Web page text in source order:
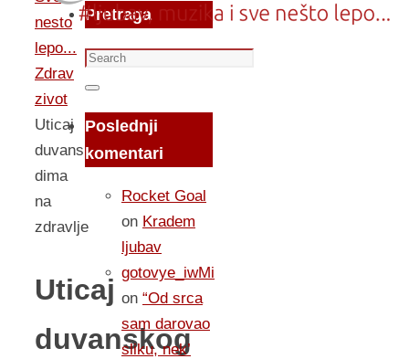
nesto
lepo...
Zdrav
zivot
Uticaj
duvanskog
dima
na
zdravlje
Uticaj
duvanskog
Pretraga
Search
for:
Search
Poslednji
komentari
Rocket Goal
on Kradem
ljubav
gotovye_iwMi
on “Od srca
sam darovao
sliku, nek’